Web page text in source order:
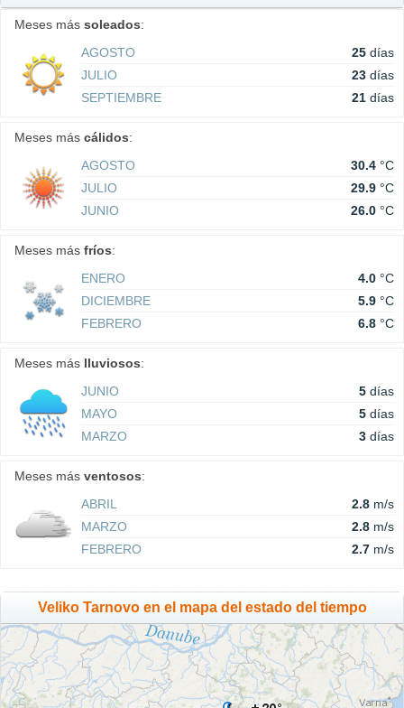
Meses más soleados:
AGOSTO
25 días
JULIO
23 días
SEPTIEMBRE
21 días
Meses más cálidos:
AGOSTO
30.4 °C
JULIO
29.9 °C
JUNIO
26.0 °C
Meses más fríos:
ENERO
4.0 °C
DICIEMBRE
5.9 °C
FEBRERO
6.8 °C
Meses más lluviosos:
JUNIO
5 días
MAYO
5 días
MARZO
3 días
Meses más ventosos:
ABRIL
2.8 m/s
MARZO
2.8 m/s
FEBRERO
2.7 m/s
Veliko Tarnovo en el mapa del estado del tiempo